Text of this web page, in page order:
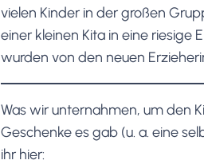
vielen Kinder in der großen
einer kleinen Kita in eine riesige
wurden von den neuen
Was wir unternahmen, um den
Geschenke es gab (u. a. eine
ihr hier: